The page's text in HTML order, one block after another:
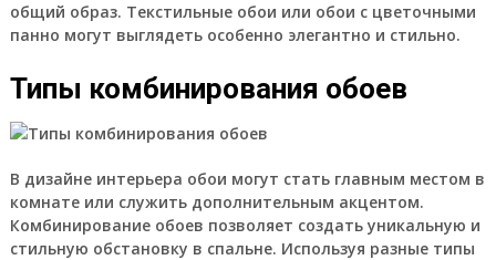
общий образ. Текстильные обои или обои с цветочными
панно могут выглядеть особенно элегантно и стильно.
Типы комбинирования обоев
В дизайне интерьера обои могут стать главным местом в
комнате или служить дополнительным акцентом.
Комбинирование обоев позволяет создать уникальную и
стильную обстановку в спальне. Используя разные типы